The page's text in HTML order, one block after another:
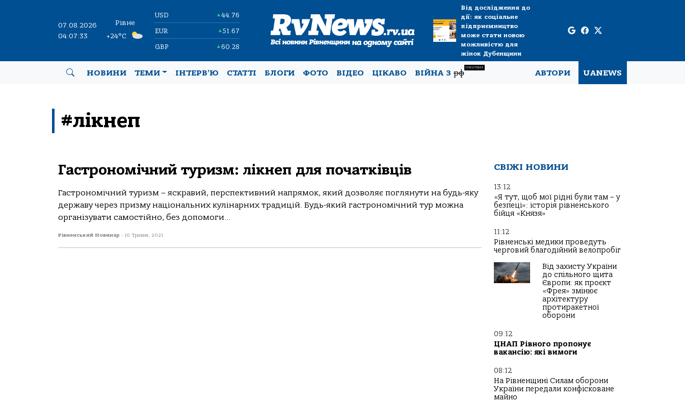
07.08.2026
04:07:34
Рівне
+24°C
USD ▲44.76
EUR ▲51.67
GBP ▲60.28
Від дослідження до
дії: як соціальне
підприємництво
може стати новою
можливістю для
жінок Дубенщини
НОВИНИ ТЕМИ ІНТЕРВ’Ю СТАТТІ БЛОГИ ФОТО ВІДЕО ЦІКАВО ВІЙНА Зрф
СПЕЦТЕМА
АВТОРИ UANEWS
#лікнеп
Гастрономічний туризм: лікнеп для початківців
Гастрономічний туризм – яскравий, перспективний напрямок, який дозволяє поглянути на будь-яку
державу через призму національних кулінарних традицій. Будь-який гастрономічний тур можна
організувати самостійно, без допомоги...
Рівненський Новинар - 10 Травня, 2021
СВІЖІ НОВИНИ
13:12
«Я тут, щоб мої рідні були там – у
безпеці»: історія рівненського
бійця «Князя»
11:12
Рівненські медики проведуть
черговий благодійний велопробіг
Від захисту України
до спільного щита
Європи: як проєкт
«Фрея» змінює
архітектуру
протиракетної
оборони
09:12
ЦНАП Рівного пропонує
вакансію: які вимоги
08:12
На Рівненщині Силам оборони
України передали конфісковане
майно